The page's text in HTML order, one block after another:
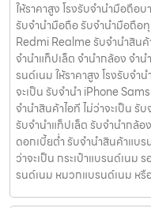
ให้ราคาสูง โรงรับจำนำมือถือ
รับจำนำมือถือ รับจำนำมือถื
Redmi Realme รับจำนำสินค้
จำนำแท็ปเล็ต จำนำกล้อง จำ
รนด์เนม ให้ราคาสูง โรงรับจ
จะเป็น รับจำนำ iPhone
จำนำสินค้าไอที ไม่ว่าจะเป็น รั
รับจำนำแท็ปเล็ต รับจำนำกล้อ
ดอกเบี้ยต่ำ รับจำนำสินค้าแบ
ว่าจะเป็น กระเป๋าแบรนด์เนม
รนด์เนม หมวกแบรนด์เนม ห